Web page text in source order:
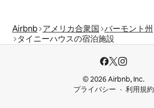
Airbnb アメリカ合衆国 バーモント州
タイニーハウスの宿泊施設
© 2026 Airbnb, Inc.
プライバシー
利用規約